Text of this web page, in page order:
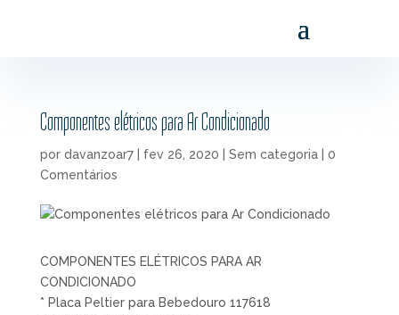
Componentes elétricos para Ar Condicionado
por davanzoar7| fev 26, 2020 Sem categoria| 0
Comentários
COMPONENTES ELÉTRICOS PARA AR
CONDICIONADO
* Placa Peltier para Bebedouro 117618